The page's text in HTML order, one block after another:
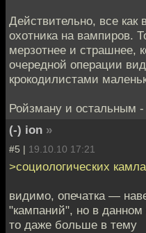
Действительно, все
охотника на вампиров.
мерзотнее и страшнее,
очередной операции
крокодилистами
Ройзману и остальным -
(-) ion »
#5 | 19.10.10 17:21
>социологических
видимо, опечатка —
"кампаний", но в
то даже больше в тему